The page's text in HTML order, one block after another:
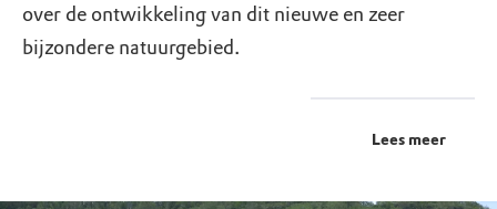
over de ontwikkeling van dit nieuwe en zeer
bijzondere natuurgebied.
Lees meer